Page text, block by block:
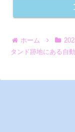
ホーム
タンド跡地にある自